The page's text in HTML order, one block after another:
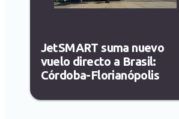
JetSMART suma nuevo
vuelo directo a Brasil:
Córdoba-Florianópolis